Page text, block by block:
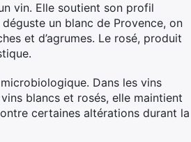
vin. Elle soutient son profil
déguste un blanc de Provence, on
et d’agrumes. Le rosé, produit
Dans les vins
blancs et rosés, elle maintient
certaines altérations durant la